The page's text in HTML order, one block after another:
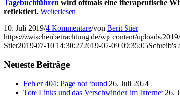
Tagebuchführen wird oftmals eine therapeutische
reflektiert. Weiterlesen
10. Juli 2019/4 Kommentare/von Berit Stier
https://zwischenbetrachtung.de/wp-content/uploads/
Stier2019-07-10 14:30:272019-07-09 09:35:05Schreib's
Neueste Beiträge
Fehler 404: Page not found 26. Juli 2024
Tote Links und das Verschwinden im Internet 26.